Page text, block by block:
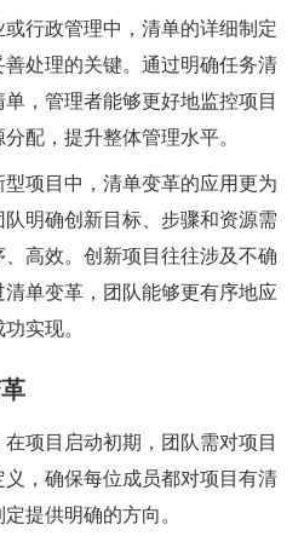
行政管理中，清单的详细制定
处理的关键。通过明确任务清
，管理者能够更好地监控项目
配，提升整体管理水平。
项目中，清单变革的应用更为
明确创新目标、步骤和资源需
高效。创新项目往往涉及不确
单变革，团队能够更有序地应
实现。
项目启动初期，团队需对项目
义，确保每位成员都对项目有清
提供明确的方向。